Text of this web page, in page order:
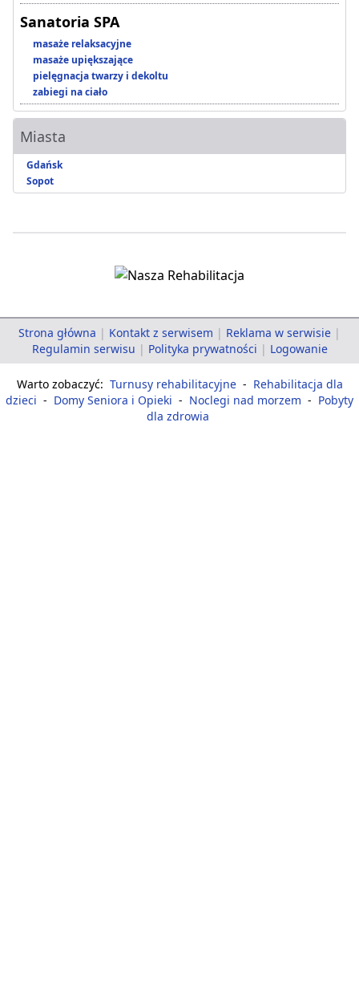
Sanatoria SPA
masaże relaksacyjne
masaże upiększające
pielęgnacja twarzy i dekoltu
zabiegi na ciało
Miasta
Gdańsk
Sopot
Strona główna | Kontakt z serwisem | Reklama w serwisie |
Regulamin serwisu | Polityka prywatności | Logowanie
Warto zobaczyć: Turnusy rehabilitacyjne - Rehabilitacja dla
dzieci - Domy Seniora i Opieki - Noclegi nad morzem - Pobyty
dla zdrowia